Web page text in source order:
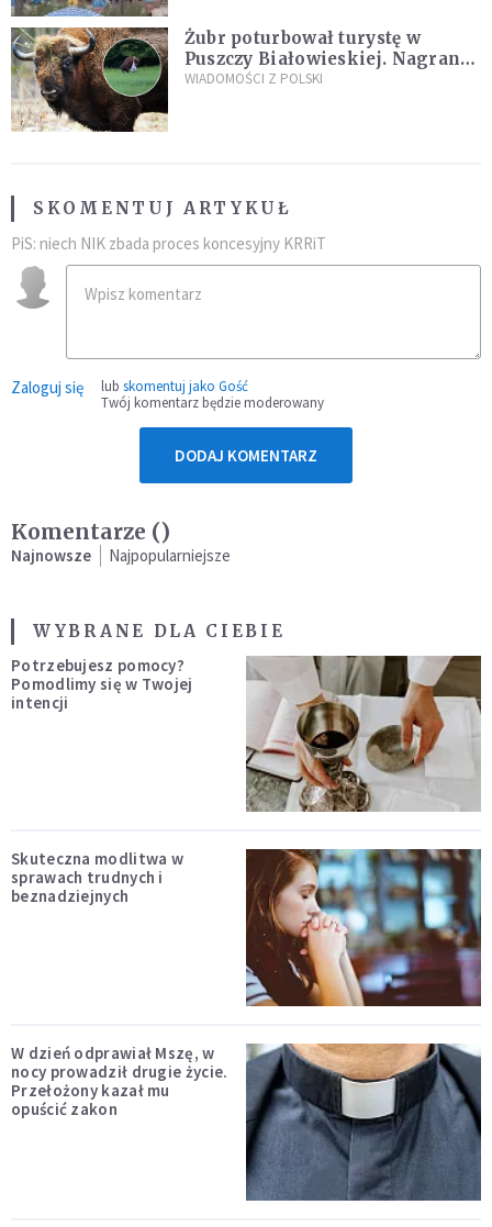
Żubr poturbował turystę w
Puszczy Białowieskiej. Nagranie
daje do myślenia
WIADOMOŚCI Z POLSKI
SKOMENTUJ ARTYKUŁ
PiS: niech NIK zbada proces koncesyjny KRRiT
Zaloguj się lub skomentuj jako Gość
Twój komentarz będzie moderowany
DODAJ KOMENTARZ
Komentarze ()
Najnowsze Najpopularniejsze
WYBRANE DLA CIEBIE
Potrzebujesz pomocy?
Pomodlimy się w Twojej
intencji
Skuteczna modlitwa w
sprawach trudnych i
beznadziejnych
W dzień odprawiał Mszę, w
nocy prowadził drugie życie.
Przełożony kazał mu
opuścić zakon